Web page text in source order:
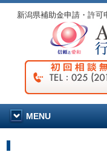
新潟県補助金申請・許可
MENU